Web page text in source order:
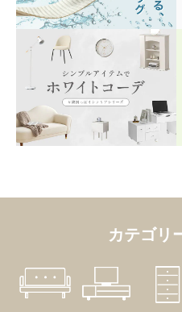
カテゴリ